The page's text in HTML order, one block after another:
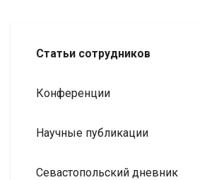
Статьи сотрудников
Конференции
Научные публикации
Севастопольский дневник